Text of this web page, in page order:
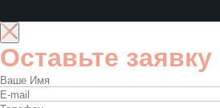
Оставьте заявку